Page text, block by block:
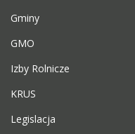
Gminy
GMO
Izby Rolnicze
KRUS
Legislacja